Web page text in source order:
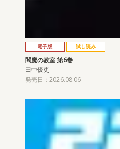
電子版 試し読み
閻魔の教室 第6巻
田中優吏
発売日：2026.08.06